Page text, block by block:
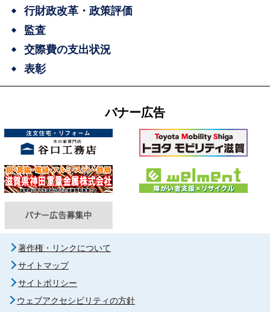
行財政改革・政策評価
監査
交際費の支出状況
表彰
バナー広告
著作権・リンクについて
サイトマップ
サイトポリシー
ウェブアクセシビリティの方針